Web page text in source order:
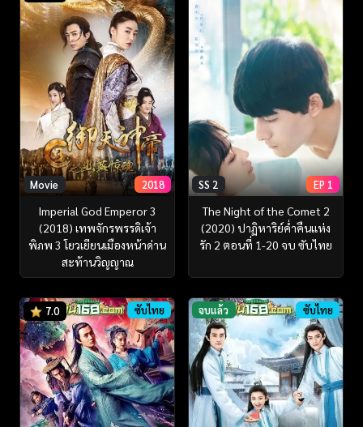
Movie 2018
Imperial God Emperor 3
(2018) เทพจักรพรรดิเจ้า
พิภพ 3 โยวเยียนเมืองหน้าด่าน
สะท้านวิญญาณ
SS 2 EP 1
The Night of the Comet 2
(2020) ปาฏิหาริย์ค่ําคืนแห่ง
รัก 2 ตอนที่ 1-20 จบ ซับไทย
7.0 ซับไทย จบแล้ว ซับไทย